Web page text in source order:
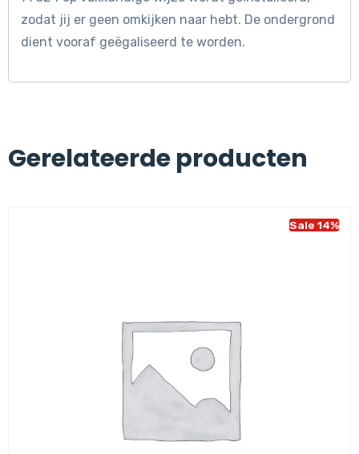
zodat jij er geen omkijken naar hebt. De ondergrond
dient vooraf geëgaliseerd te worden.
Gerelateerde producten
Sale 14%